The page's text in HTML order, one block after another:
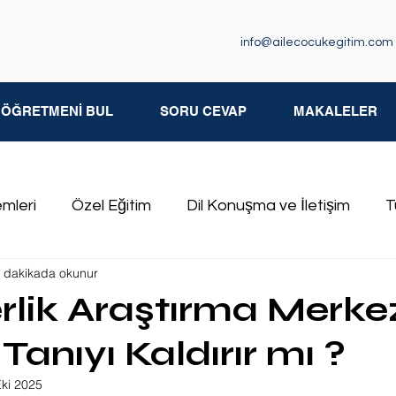
info@ailecocukegitim.com
BUL SORU CEVAP MAKALELER
Özel Eğitim Dil Konuşma ve İletişim
Yetersizlikler
Özel Eğitim Öğretmenleri
Araştırma
Kaldırır mı ?
dakikada okunur
2025